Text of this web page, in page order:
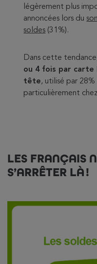
légèrement plus
annoncées lors du
soldes (31%).
Dans cette
ou 4 fois par carte
tête, utilisé par
particulièrement
LES FRANÇAIS
S’ARRÊTER LÀ !